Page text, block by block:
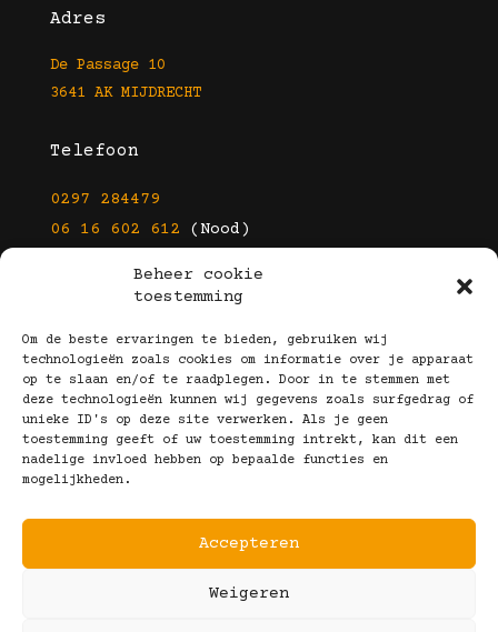
Beheer cookie
toestemming
Om de beste ervaringen te bieden, gebruiken wij
technologieën zoals cookies om informatie over je apparaat
op te slaan en/of te raadplegen. Door in te stemmen met
deze technologieën kunnen wij gegevens zoals surfgedrag of
unieke ID's op deze site verwerken. Als je geen
toestemming geeft of uw toestemming intrekt, kan dit een
nadelige invloed hebben op bepaalde functies en
mogelijkheden.
Accepteren
Weigeren
Adres
De Passage 10
3641 AK MIJDRECHT
Telefoon
0297 284479
06 16 602 612 (Nood)
info@kootbrillen.nl
Volg Ons!
Copyright © 2025 Koot Brillen
Algemene Voorwaarden